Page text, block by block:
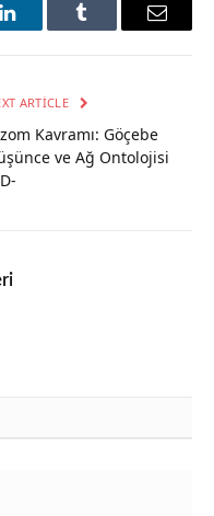
LinkedInTumblr Email
ARTICLE
Kavramı: Göçebe
ve Ağ Ontolojisi